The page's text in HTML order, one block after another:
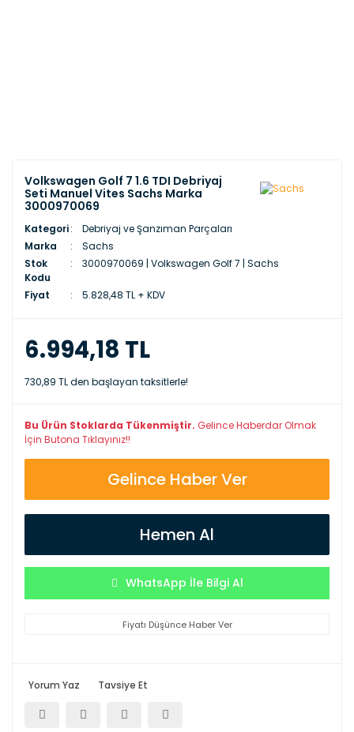
Volkswagen Golf 7 1.6 TDI Debriyaj
Seti Manuel Vites Sachs Marka
3000970069
Kategori
Debriyaj ve Şanzıman Parçaları
Marka
Sachs
Stok
Kodu
3000970069 | Volkswagen Golf 7 | Sachs
Fiyat 5.828,48 TL + KDV
6.994,18 TL
730,89 TL den başlayan taksitlerle!
Bu Ürün Stoklarda Tükenmiştir. Gelince Haberdar Olmak
İçin Butona Tıklayınız!!
Gelince Haber Ver
Hemen Al
WhatsApp İle Bilgi Al
Fiyatı Düşünce Haber Ver
Yorum Yaz Tavsiye Et